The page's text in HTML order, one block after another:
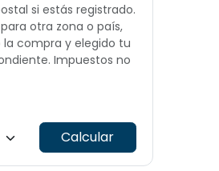
si estás registrado.
otra zona o país,
compra y elegido tu
Impuestos no
Calcular